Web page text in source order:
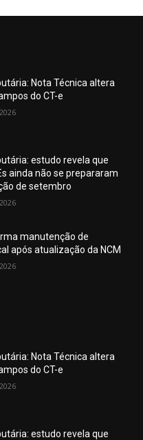
Nota Técnica altera
do CT-e
estudo revela que
ainda não se prepararam
de setembro
manutenção de
após atualização da NCM
Nota Técnica altera
do CT-e
estudo revela que